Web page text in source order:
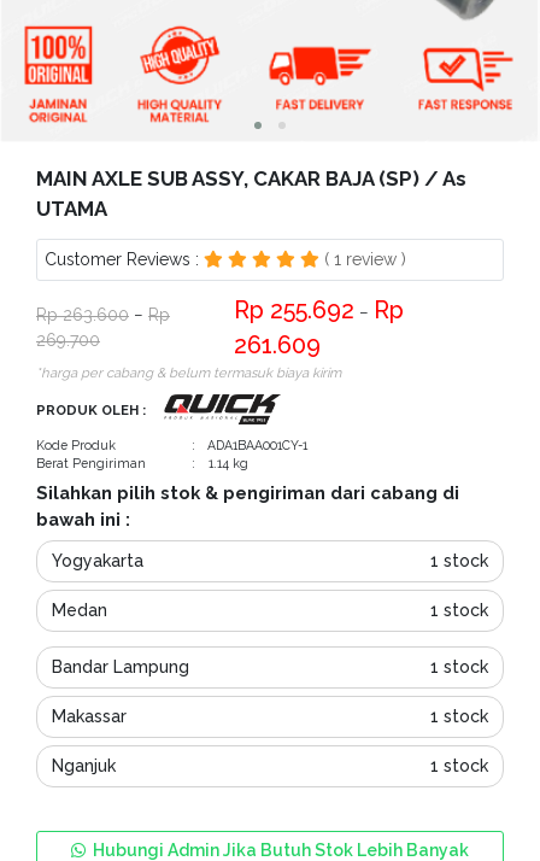
Kritik
Saran
MAIN AXLE SUB ASSY, CAKAR BAJA (SP) / As
UTAMA
Customer Reviews : ( 1 review )
263.600 −
269.700
255.692 −
261.609
*harga per cabang & belum termasuk biaya kirim
PRODUK OLEH :
Kode Produk
: ADA1BAA001CY-1
Berat Pengiriman
: 1.14 kg
Silahkan pilih stok & pengiriman dari cabang di
bawah ini :
Yogyakarta 1 stock
Medan 1 stock
Bandar Lampung 1 stock
Makassar 1 stock
Nganjuk 1 stock
Hubungi Admin Jika Butuh Stok Lebih Banyak